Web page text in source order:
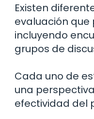
Existen
evaluación que
incluyendo
grupos de
Cada uno de
una
efectividad del